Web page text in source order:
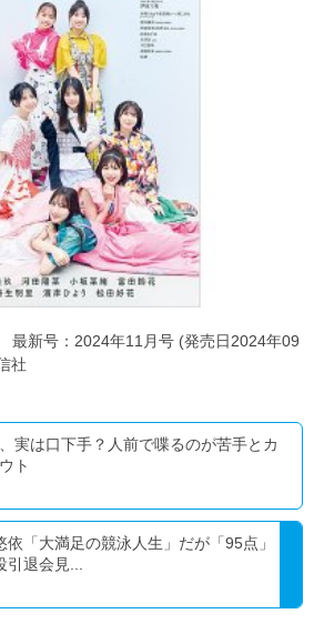
最新号：2024年11月号 (発売日2024年09
社
実は口下手？人前で喋るのが苦手とカ
ト
依「大満足の競泳人生」だが「95点」
引退会見...